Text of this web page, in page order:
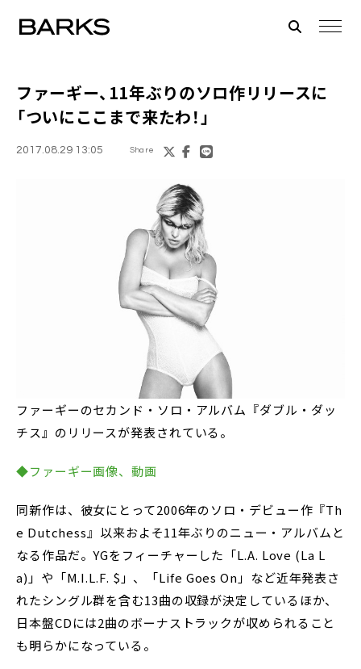
ファーギー、11年ぶりのソロ作リリースに
「ついにここまで来たわ！」
2017.08.29 13:05 Share
ファーギーのセカンド・ソロ・アルバム『ダブル・ダッ
チス』のリリースが発表されている。
◆ファーギー画像、動画
同新作は、彼女にとって2006年のソロ・デビュー作『Th
e Dutchess』以来およそ11年ぶりのニュー・アルバムと
なる作品だ。YGをフィーチャーした「L.A. Love (La L
a)」や「M.I.L.F. $」、「Life Goes On」など近年発表さ
れたシングル群を含む13曲の収録が決定しているほか、
日本盤CDには2曲のボーナストラックが収められること
も明らかになっている。